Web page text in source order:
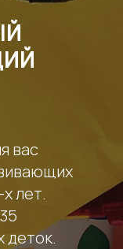
вас
лет.
деток.